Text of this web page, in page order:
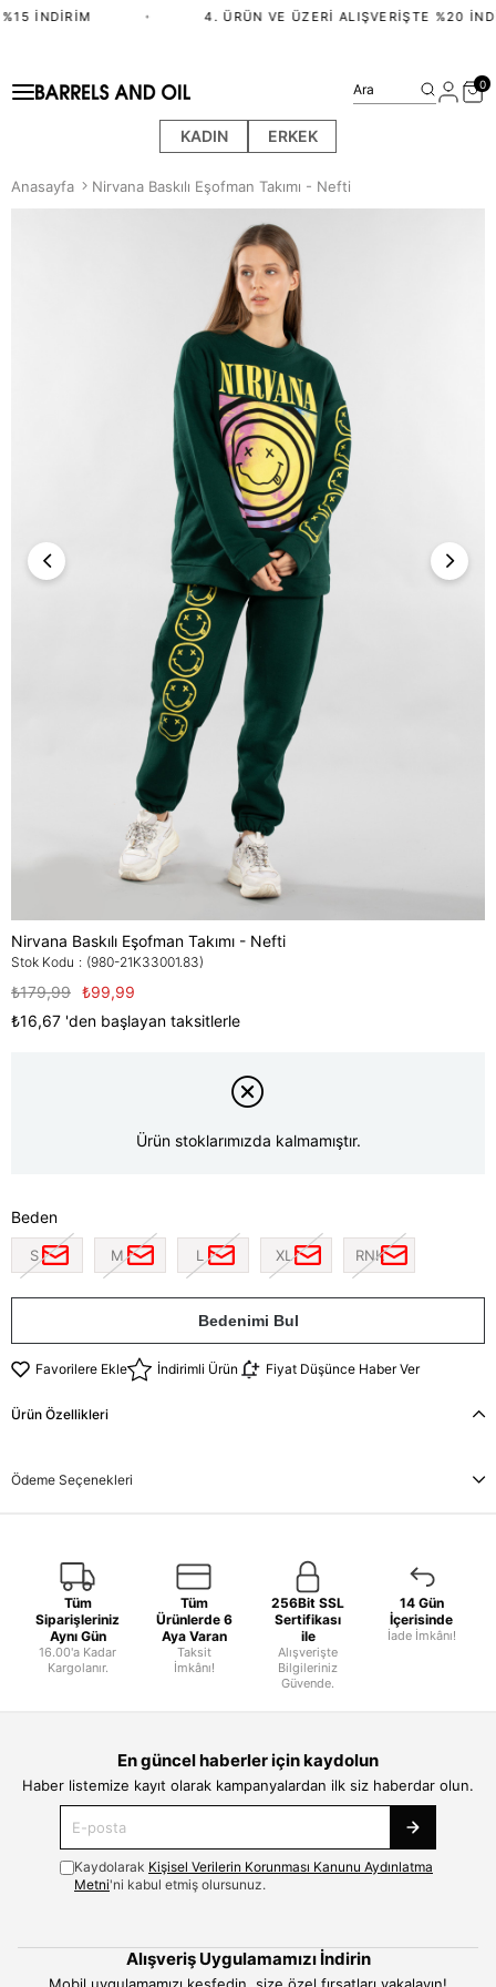
İNDIRIM • 4. ÜRÜN VE ÜZERI ALIŞVERIŞTE %20
KADIN ERKEK
Ara 0
Anasayfa Nirvana Baskılı Eşofman Takımı - Nefti
Nirvana Baskılı Eşofman Takımı - Nefti
Stok Kodu (980-21K33001.83)
₺179,99 ₺99,99
₺16,67 'den başlayan taksitlerle
Ürün stoklarımızda kalmamıştır.
Beden
S M L XL RNK
Bedenimi Bul
Favorilere Ekle İndirimli Ürün Fiyat Düşünce Haber Ver
Ürün Özellikleri
Ödeme Seçenekleri
Tüm
Siparişleriniz
Aynı Gün
16.00'a Kadar
Kargolanır.
Tüm
Ürünlerde 6
Aya Varan
Taksit
İmkânı!
256Bit SSL
Sertifikası
ile
Alışverişte
Bilgileriniz
Güvende.
14 Gün
İçerisinde
İade İmkânı!
En güncel haberler için kaydolun
Haber listemize kayıt olarak kampanyalardan ilk siz haberdar olun.
Kaydolarak Kişisel Verilerin Korunması Kanunu Aydınlatma
Metni'ni kabul etmiş olursunuz.
Alışveriş Uygulamamızı İndirin
Mobil uygulamamızı keşfedin, size özel fırsatları yakalayın!